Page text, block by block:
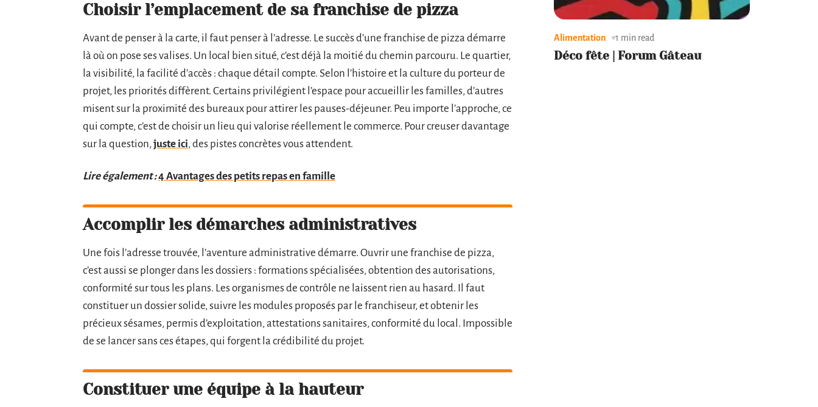
Choisir l’emplacement de sa franchise de pizza
Avant de penser à la carte, il faut penser à l’adresse. Le succès d’une franchise de pizza démarre
là où on pose ses valises. Un local bien situé, c’est déjà la moitié du chemin parcouru. Le quartier,
la visibilité, la facilité d’accès : chaque détail compte. Selon l’histoire et la culture du porteur de
projet, les priorités diffèrent. Certains privilégient l’espace pour accueillir les familles, d’autres
misent sur la proximité des bureaux pour attirer les pauses-déjeuner. Peu importe l’approche, ce
qui compte, c’est de choisir un lieu qui valorise réellement le commerce. Pour creuser davantage
sur la question,juste ici, des pistes concrètes vous attendent.
Lire également :4 Avantages des petits repas en famille
Accomplir les démarches administratives
Une fois l’adresse trouvée, l’aventure administrative démarre. Ouvrir une franchise de pizza,
c’est aussi se plonger dans les dossiers : formations spécialisées, obtention des autorisations,
conformité sur tous les plans. Les organismes de contrôle ne laissent rien au hasard. Il faut
constituer un dossier solide, suivre les modules proposés par le franchiseur, et obtenir les
précieux sésames, permis d’exploitation, attestations sanitaires, conformité du local. Impossible
de se lancer sans ces étapes, qui forgent la crédibilité du projet.
Constituer une équipe à la hauteur
Alimentation 1 min read
Déco fête | Forum Gâteau